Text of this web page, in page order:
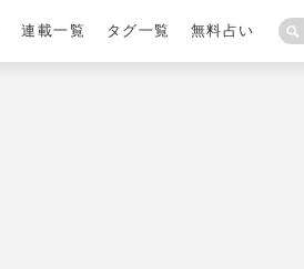
連載一覧 タグ一覧 無料占い